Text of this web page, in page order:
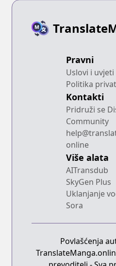
Pravni
Uslovi i uvjeti
Politika
Kontakti
Pridruži se
Community
online
Više alata
AITransdub
SkyGen Plus
Uklanjanje
Sora
Povlašćenja